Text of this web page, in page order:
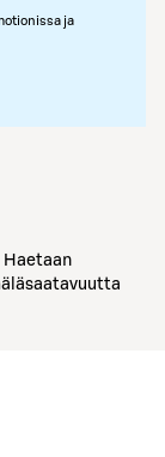
ja
Haetaan